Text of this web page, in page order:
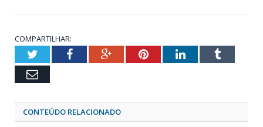
COMPARTILHAR:
TwitterFacebookGoogle+PinterestLinkedInTumblr
Email
CONTEÚDO RELACIONADO